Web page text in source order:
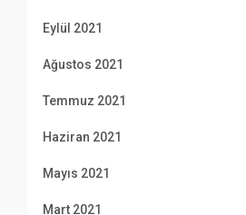
Eylül 2021
Ağustos 2021
Temmuz 2021
Haziran 2021
Mayıs 2021
Mart 2021